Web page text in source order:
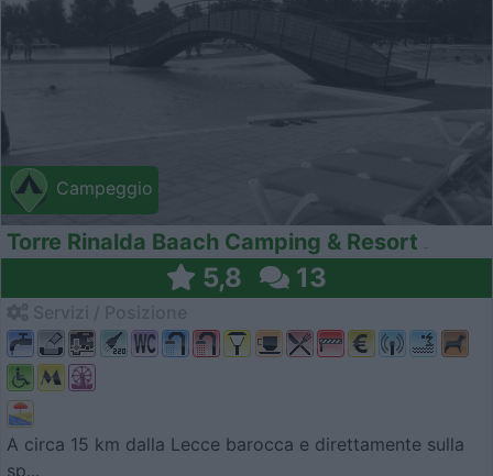
Campeggio
Torre Rinalda Baach Camping & Resort
5,8 13
A circa 15 km dalla Lecce barocca e direttamente sulla
sp...